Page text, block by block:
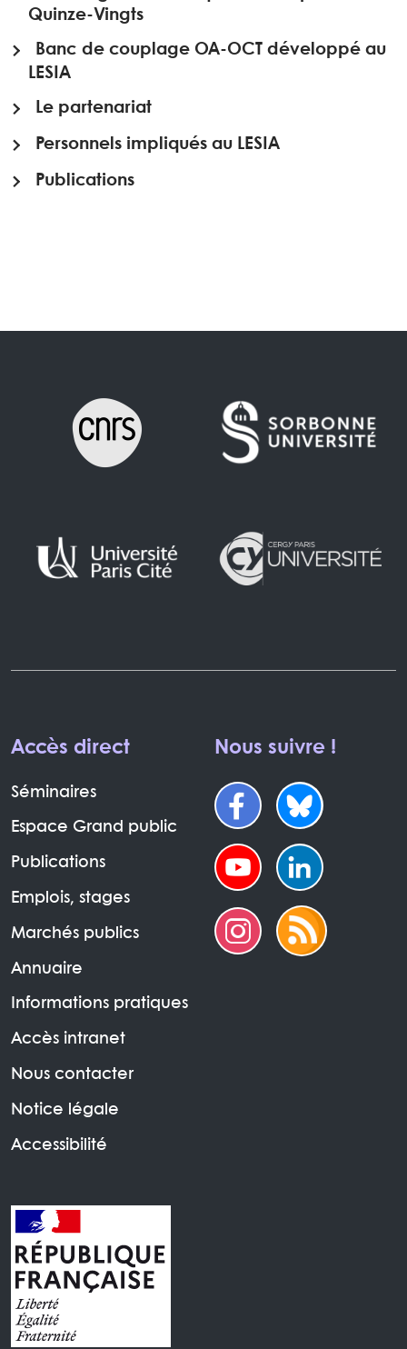
Quinze-Vingts
Banc de couplage OA-OCT développé au
LESIA
Le partenariat
Personnels impliqués au LESIA
Publications
Accès direct
Séminaires
Espace Grand public
Publications
Emplois, stages
Marchés publics
Annuaire
Informations pratiques
Accès intranet
Nous contacter
Notice légale
Accessibilité
Nous suivre !